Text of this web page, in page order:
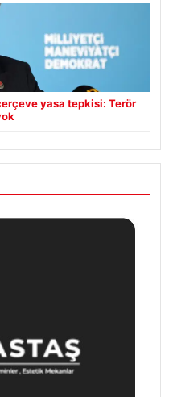
yasa tepkisi: Terör